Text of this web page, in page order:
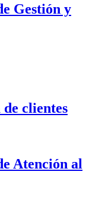
Gestión y
clientes
Atención al